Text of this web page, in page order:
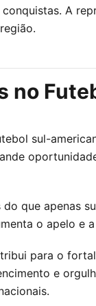
A
no
sul-
que apenas
o apelo e
para o
e